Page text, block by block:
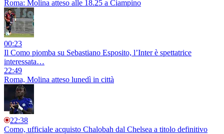
Roma: Molina atteso alle 18.25 a Ciampino
00:23
Il Como piomba su Sebastiano Esposito, l’Inter è spettatrice
interessata…
22:49
Roma, Molina atteso lunedì in città
22:38
Como, ufficiale acquisto Chalobah dal Chelsea a titolo definitivo